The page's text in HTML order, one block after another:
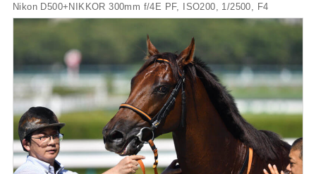
Nikon D500+NIKKOR 300mm f/4E PF, ISO200, 1/2500, F4